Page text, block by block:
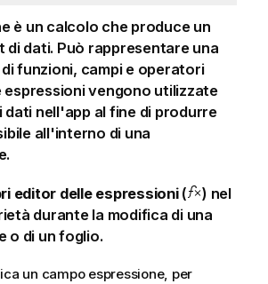
è un calcolo che produce un
di dati. Può rappresentare una
funzioni, campi e operatori
espressioni vengono utilizzate
dati nell'app al fine di produrre
all'interno di una
editor delle espressioni(
) nel
durante la modifica di una
o di un foglio.
un campo espressione, per